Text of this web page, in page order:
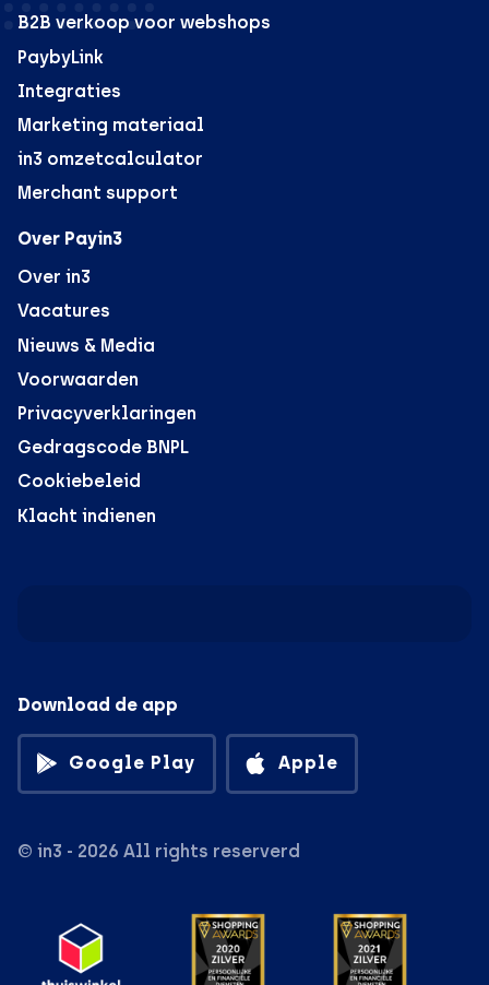
B2B verkoop voor webshops
PaybyLink
Integraties
Marketing materiaal
in3 omzetcalculator
Merchant support
Over Payin3
Over in3
Vacatures
Nieuws & Media
Voorwaarden
Privacyverklaringen
Gedragscode BNPL
Cookiebeleid
Klacht indienen
Download de app
Google Play Apple
© in3 - 2026 All rights reserverd